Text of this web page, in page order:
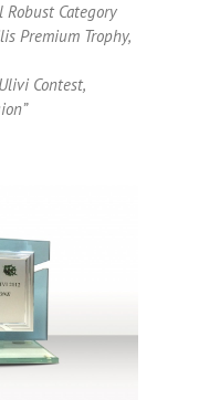
Robust Category
Premium Trophy,
Contest,